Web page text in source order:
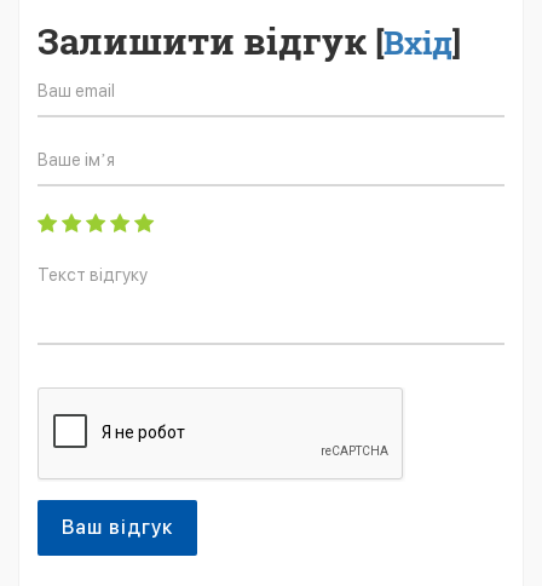
Залишити відгук [Вхід]
Ваш відгук